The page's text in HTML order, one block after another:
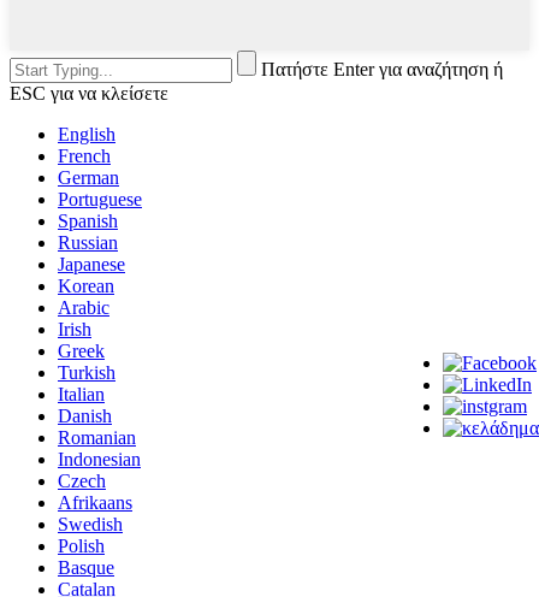
Πατήστε Enter για αναζήτηση ή
ESC για να κλείσετε
English
French
German
Portuguese
Spanish
Russian
Japanese
Korean
Arabic
Irish
Greek
Turkish
Italian
Danish
Romanian
Indonesian
Czech
Afrikaans
Swedish
Polish
Basque
Catalan